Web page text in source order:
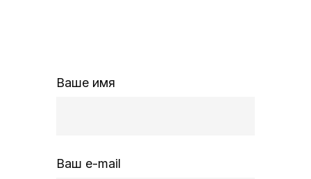
Ваше имя
Ваш e-mail